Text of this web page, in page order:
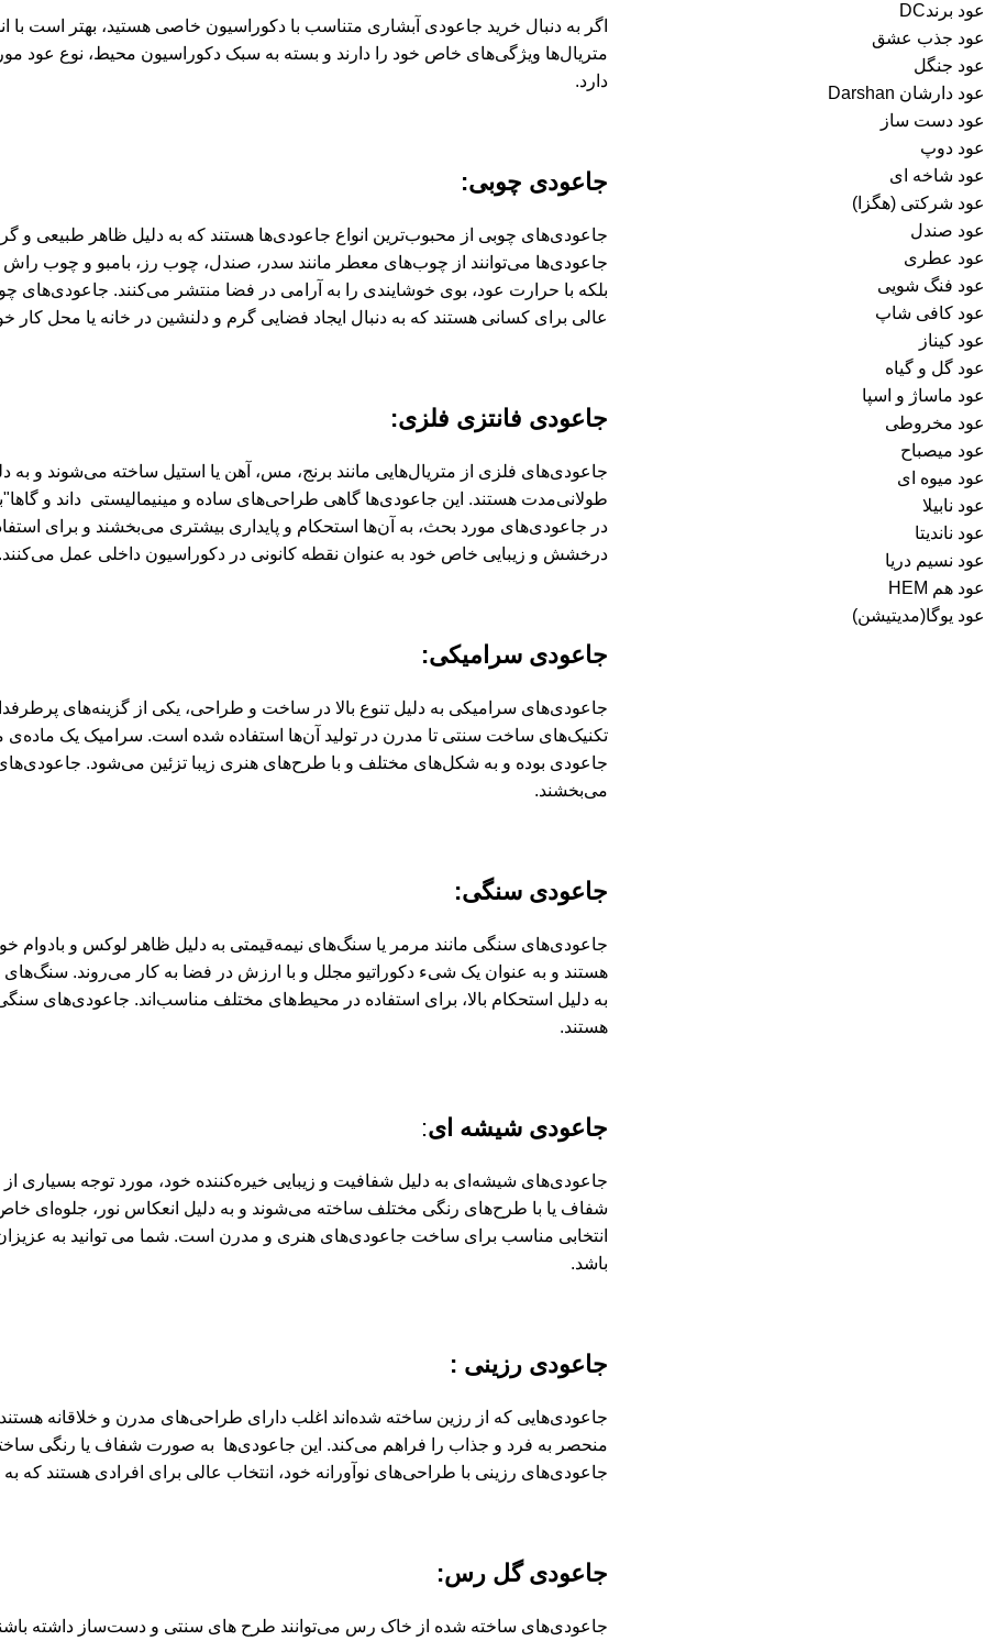
عود برندDC
عود جذب عشق
عود جنگل
عود دارشان Darshan
عود دست ساز
عود دوپ
عود شاخه ای
عود شرکتی (هگزا)
عود صندل
عود عطری
عود فنگ شویی
عود کافی شاپ
عود کیناز
عود گل و گیاه
عود ماساژ و اسپا
عود مخروطی
عود میصباح
عود میوه ای
عود نابیلا
عود ناندیتا
عود نسیم دریا
عود هم HEM
عود یوگا(مدیتیشن)
اگر به دنبال خرید جاعودی آبشاری متناسب با دکوراسیون خاصی هستید، بهتر است با
متریال‌ها ویژگی‌های خاص خود را دارند و بسته به سبک دکوراسیون محیط، نوع عود
دارد.
جاعودی چوبی:
جاعودی‌های چوبی از محبوب‌ترین انواع جاعودی‌ها هستند که به دلیل ظاهر طبیعی
جاعودی‌ها می‌توانند از چوب‌های معطر مانند سدر، صندل، چوب رز، بامبو و چوب راش
بلکه با حرارت عود، بوی خوشایندی را به آرامی در فضا منتشر می‌کنند. جاعودی‌های
عالی برای کسانی هستند که به دنبال ایجاد فضایی گرم و دلنشین در خانه یا محل کار
جاعودی فانتزی فلزی:
جاعودی‌های فلزی از متریال‌هایی مانند برنج، مس، آهن یا استیل ساخته می‌شوند و به
طولانی‌مدت هستند. این جاعودی‌ها گاهی طراحی‌های ساده و مینیمالیستی داند و
در جاعودی‌های مورد بحث، به آن‌ها استحکام و پایداری بیشتری می‌بخشند و برای
درخشش و زیبایی خاص خود به عنوان نقطه کانونی در دکوراسیون داخلی عمل
جاعودی سرامیکی:
جاعودی‌های سرامیکی به دلیل تنوع بالا در ساخت و طراحی، یکی از گزینه‌های
تکنیک‌های ساخت سنتی تا مدرن در تولید آن‌ها استفاده شده است. سرامیک یک
جاعودی بوده و به شکل‌های مختلف و با طرح‌های هنری زیبا تزئین می‌شود.
می‌بخشند.
جاعودی سنگی:
جاعودی‌های سنگی مانند مرمر یا سنگ‌های نیمه‌قیمتی به دلیل ظاهر لوکس و بادوام
هستند و به عنوان یک شیء دکوراتیو مجلل و با ارزش در فضا به کار می‌روند. سنگ‌های
به دلیل استحکام بالا، برای استفاده در محیط‌های مختلف مناسب‌اند. جاعودی‌های
هستند.
جاعودی شیشه ای:
جاعودی‌های شیشه‌ای به دلیل شفافیت و زیبایی خیره‌کننده خود، مورد توجه بسیاری
شفاف یا با طرح‌های رنگی مختلف ساخته می‌شوند و به دلیل انعکاس نور، جلوه‌ای
انتخابی مناسب برای ساخت جاعودی‌های هنری و مدرن است. شما می توانید به
باشد.
جاعودی رزینی :
جاعودی‌هایی که از رزین ساخته شده‌اند اغلب دارای طراحی‌های مدرن و خلاقانه
منحصر به فرد و جذاب را فراهم می‌کند. این جاعودی‌ها به صورت شفاف یا رنگی
جاعودی‌های رزینی با طراحی‌های نوآورانه خود، انتخاب عالی برای افرادی هستند که
جاعودی گل رس:
جاعودی‌های ساخته شده از خاک رس می‌توانند طر‌ح های سنتی و دست‌ساز داشته